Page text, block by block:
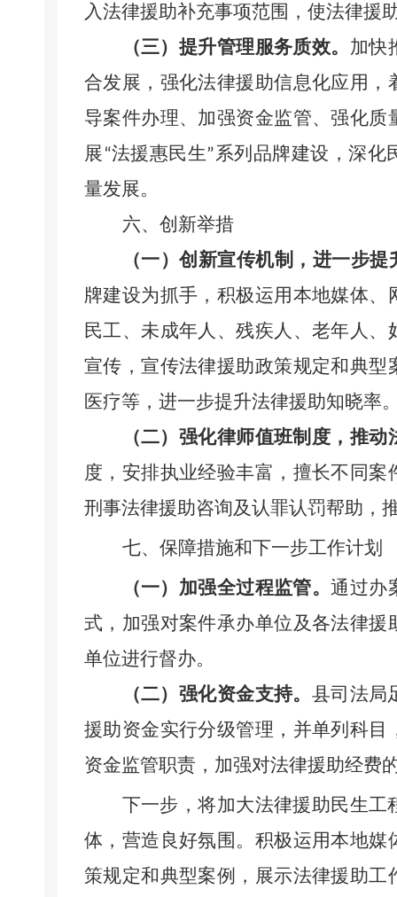
入法律援助补充事项范围，使法律援
（三） 提升管理服务质效。 加快
合发展， 强化法律援助信息化应用，
导案件办理、加强资金监管、强化
展“法援惠民生”系列品牌建设，深化
量发展。
六、创新举措
（一）创新宣传机制，进一步提
牌建设为抓手，积极运用本地媒体
民工、未成年人、残疾人、老年人
宣传，宣传法律援助政策规定和典
医疗等，进一步提升法律援助知晓率
（二） 强化律师值班制度，推动
度，安排执业经验丰富，擅长不同案
刑事法律援助咨询及认罪认罚帮助，
七、 保障措施和下一步工作计划
（一）加强全过程监管。通过办
式，加强对案件承办单位及各法律
单位进行督办。
（二）强化资金支持。 县司法局
援助资金实行分级管理，并单列科
资金监管职责，加强对法律援助经费
下一步，将加大法律援助民生
体，营造良好氛围。积极运用本地
策规定和典型案例，展示法律援助